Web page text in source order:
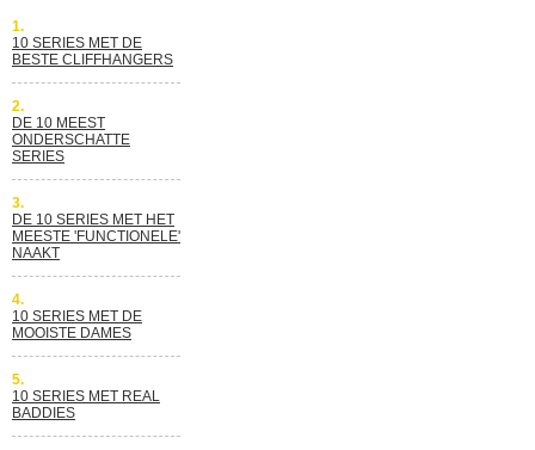
1.
10 SERIES MET DE
BESTE CLIFFHANGERS
2.
DE 10 MEEST
ONDERSCHATTE
SERIES
3.
DE 10 SERIES MET HET
MEESTE 'FUNCTIONELE'
NAAKT
4.
10 SERIES MET DE
MOOISTE DAMES
5.
10 SERIES MET REAL
BADDIES